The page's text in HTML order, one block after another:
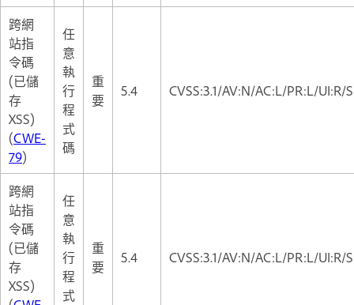
跨網
站指
令碼
(已儲
存
XSS)
(CWE-
79)
任
意
執
行
程
式
碼
重
要
5.4 CVSS:3.1/AV:N/AC:L/PR:L/UI:R/
跨網
站指
令碼
(已儲
存
XSS)
任
意
執
行
程
式
重
要
5.4 CVSS:3.1/AV:N/AC:L/PR:L/UI:R/